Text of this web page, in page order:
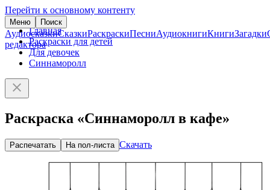
Перейти к основному контенту
Меню Поиск
АудиосказкиСказкиРаскраскиПесниАудиокнигиКнигиЗагадки
редактора
Главная
Раскраски для детей
Для девочек
Синнаморолл
Раскраска «Синнаморолл в кафе»
Распечатать На пол-листа Скачать